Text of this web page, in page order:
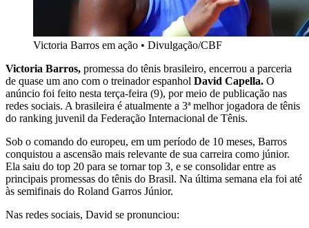
Victoria Barros em ação • Divulgação/CBF
Victoria Barros, promessa do tênis brasileiro, encerrou a parceria
de quase um ano com o treinador espanhol David Capella. O
anúncio foi feito nesta terça-feira (9), por meio de publicação nas
redes sociais. A brasileira é atualmente a 3ª melhor jogadora de tênis
do ranking juvenil da Federação Internacional de Tênis.
Sob o comando do europeu, em um período de 10 meses, Barros
conquistou a ascensão mais relevante de sua carreira como júnior.
Ela saiu do top 20 para se tornar top 3, e se consolidar entre as
principais promessas do tênis do Brasil. Na última semana ela foi até
às semifinais do Roland Garros Júnior.
Nas redes sociais, David se pronunciou: